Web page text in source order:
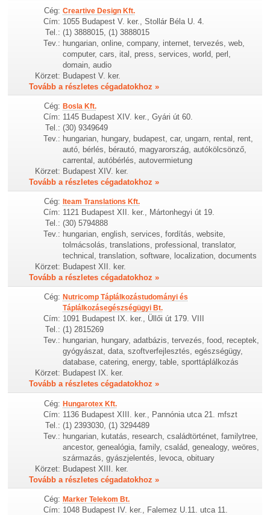
Cég: Creartive Design Kft.
Cím: 1055 Budapest V. ker., Stollár Béla U. 4.
Tel.: (1) 3888015, (1) 3888015
Tev.: hungarian, online, company, internet, tervezés, web,
computer, cars, ital, press, services, world, perl,
domain, audio
Körzet: Budapest V. ker.
Tovább a részletes cégadatokhoz »
Cég: Bosla Kft.
Cím: 1145 Budapest XIV. ker., Gyári út 60.
Tel.: (30) 9349649
Tev.: hungarian, hungary, budapest, car, ungarn, rental, rent,
autó, bérlés, bérautó, magyarország, autókölcsönző,
carrental, autóbérlés, autovermietung
Körzet: Budapest XIV. ker.
Tovább a részletes cégadatokhoz »
Cég: Iteam Translations Kft.
Cím: 1121 Budapest XII. ker., Mártonhegyi út 19.
Tel.: (30) 5794888
Tev.: hungarian, english, services, fordítás, website,
tolmácsolás, translations, professional, translator,
technical, translation, software, localization, documents
Körzet: Budapest XII. ker.
Tovább a részletes cégadatokhoz »
Cég: Nutricomp Táplálkozástudományi és
Táplálkozásegészségügyi Bt.
Cím: 1091 Budapest IX. ker., Üllői út 179. VIII
Tel.: (1) 2815269
Tev.: hungarian, hungary, adatbázis, tervezés, food, receptek,
gyógyászat, data, szoftverfejlesztés, egészségügy,
database, catering, energy, table, sporttáplálkozás
Körzet: Budapest IX. ker.
Tovább a részletes cégadatokhoz »
Cég: Hungarotex Kft.
Cím: 1136 Budapest XIII. ker., Pannónia utca 21. mfszt
Tel.: (1) 2393030, (1) 3294489
Tev.: hungarian, kutatás, research, családtörténet, familytree,
ancestor, genealógia, family, család, genealogy, weöres,
származás, gyászjelentés, levoca, obituary
Körzet: Budapest XIII. ker.
Tovább a részletes cégadatokhoz »
Cég: Marker Telekom Bt.
Cím: 1048 Budapest IV. ker., Falemez U.11. utca 11.